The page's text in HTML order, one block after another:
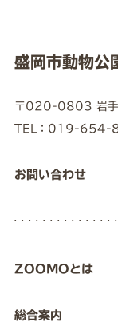
盛岡市動物
〒020-0803 岩手
TEL：019-654-
お問い合わせ
ZOOMOとは
総合案内